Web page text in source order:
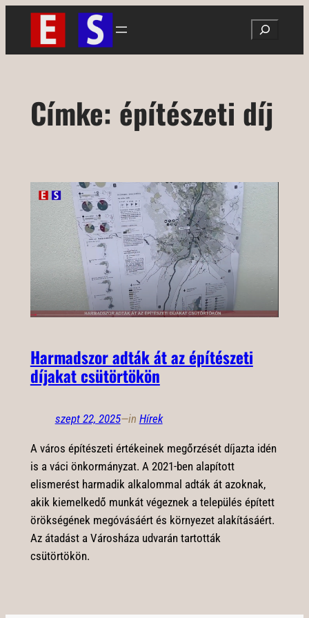
Ugrás
tartalomhoz
Search
Címke: építészeti díj
Harmadszor adták át az építészeti
díjakat csütörtökön
szept 22, 2025—in Hírek
A város építészeti értékeinek megőrzését díjazta idén
is a váci önkormányzat. A 2021-ben alapított
elismerést harmadik alkalommal adták át azoknak,
akik kiemelkedő munkát végeznek a település épített
örökségének megóvásáért és környezet alakításáért.
Az átadást a Városháza udvarán tartották
csütörtökön.